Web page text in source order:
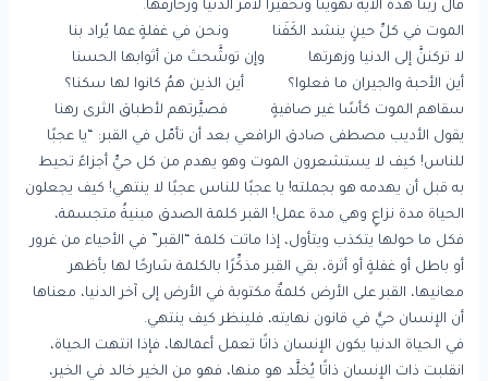
قال ربنا هذه الآية تهوينًا وتحقيرًا لأمر الدنيا وزخارفها.
الموت في كلِّ حينٍ ينشد الكَفَنا ونحن في غفلةٍ عما يُراد بنا
لا تركننَّ إلى الدنيا وزهرتها وإن توشَّحتَ من أثوابها الحسنا
أين الأحبة والجيران ما فعلوا؟ أين الذين همُ كانوا لها سكنا؟
سقاهم الموت كأسًا غير صافيةٍ فصيَّرتهم لأطباق الثرى رهنا
يقول الأديب مصطفى صادق الرافعي بعد أن تأمّل في القبر: “يا عجبًا
للناس! كيف لا يستشعرون الموت وهو يهدم من كل حيٍّ أجزاءً تحيط
به قبل أن يهدمه هو بجملته! يا عجبًا للناس عجبًا لا ينتهي! كيف يجعلون
الحياة مدة نزاعٍ وهي مدة عمل! القبر كلمة الصدق مبنيةُ متجسمة،
فكل ما حولها يتكذب ويتأول، إذا ماتت كلمة “القبر” في الأحياء من غرور
أو باطل أو غفلةٍ أو أثرة، بقي القبر مذكِّرًا بالكلمة شارحًا لها بأظهر
معانيها، القبر على الأرض كلمةٌ مكتوبة في الأرض إلى آخر الدنيا، معناها
أن الإنسان حيٌّ في قانون نهايته، فلينظر كيف ينتهي.
في الحياة الدنيا يكون الإنسان ذاتًا تعمل أعمالها، فإذا انتهت الحياة،
انقلبت ذات الإنسان ذاتًا يُخلَّد هو منها، فهو من الخير خالد في الخير،